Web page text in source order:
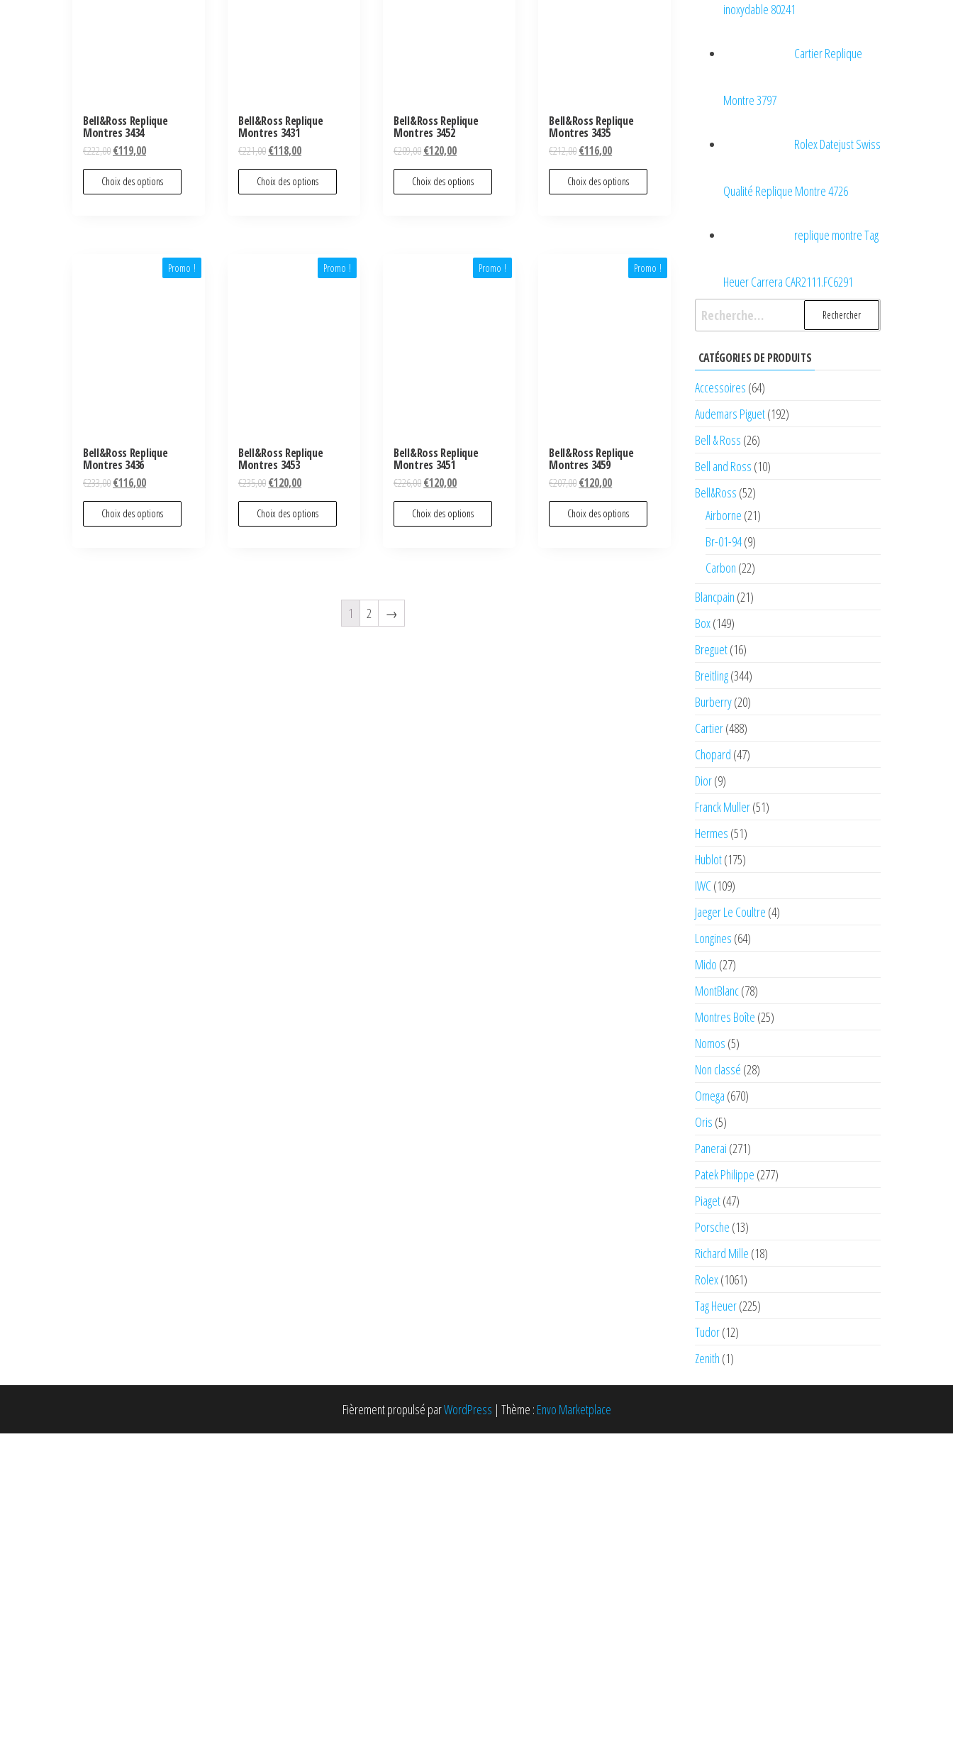
Bell&Ross Replique
Montres 3434
€222,00€119,00
Choix des options
Bell&Ross Replique
Montres 3431
€221,00€118,00
Choix des options
Bell&Ross Replique
Montres 3452
€209,00€120,00
Choix des options
Bell&Ross Replique
Montres 3435
€212,00€116,00
Choix des options
Promo !
Bell&Ross Replique
Montres 3436
€233,00€116,00
Choix des options
Promo !
Bell&Ross Replique
Montres 3453
€235,00€120,00
Choix des options
Promo !
Bell&Ross Replique
Montres 3451
€226,00€120,00
Choix des options
Promo !
Bell&Ross Replique
Montres 3459
€207,00€120,00
Choix des options
1 2 →
inoxydable 80241
Cartier Replique
Montre 3797
Rolex Datejust Swiss
Qualité Replique Montre 4726
replique montre Tag
Heuer Carrera CAR2111.FC6291
Rechercher :
CATÉGORIES DE PRODUITS
Accessoires (64)
Audemars Piguet(192)
Bell & Ross (26)
Bell and Ross (10)
Bell&Ross (52)
Airborne (21)
Br-01-94(9)
Carbon (22)
Blancpain (21)
Box(149)
Breguet(16)
Breitling(344)
Burberry(20)
Cartier(488)
Chopard (47)
Dior(9)
Franck Muller(51)
Hermes (51)
Hublot(175)
IWC(109)
Jaeger Le Coultre (4)
Longines (64)
Mido (27)
MontBlanc(78)
Montres Boîte (25)
Nomos (5)
Non classé (28)
Omega (670)
Oris (5)
Panerai (271)
Patek Philippe (277)
Piaget(47)
Porsche (13)
Richard Mille (18)
Rolex(1061)
Tag Heuer(225)
Tudor(12)
Zenith (1)
Fièrement propulsé parWordPress | Thème : Envo Marketplace